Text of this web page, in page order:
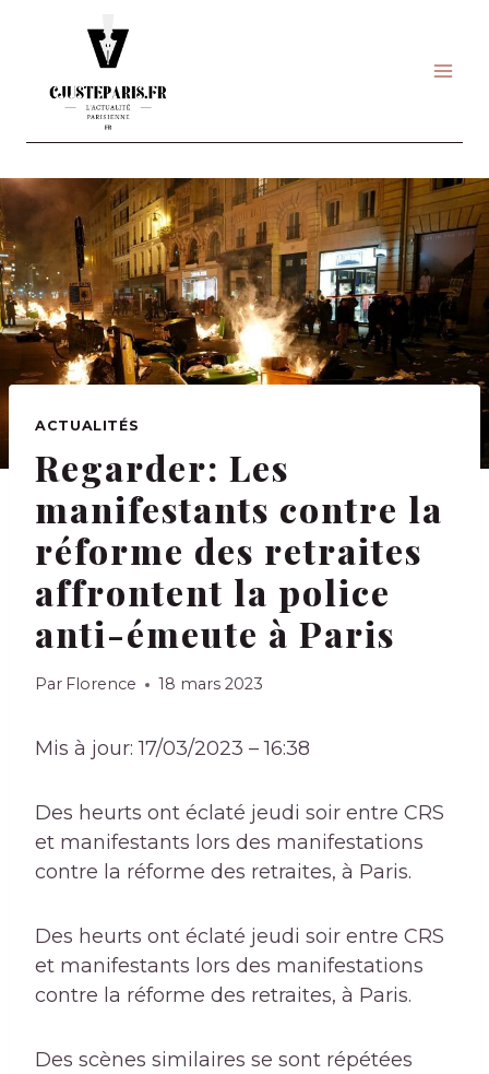
ACTUALITÉS
Regarder: Les
manifestants contre la
réforme des retraites
affrontent la police
anti-émeute à Paris
Par Florence 18 mars 2023
Mis à jour: 17/03/2023 – 16:38
Des heurts ont éclaté jeudi soir entre CRS
et manifestants lors des manifestations
contre la réforme des retraites, à Paris.
Des heurts ont éclaté jeudi soir entre CRS
et manifestants lors des manifestations
contre la réforme des retraites, à Paris.
Des scènes similaires se sont répétées